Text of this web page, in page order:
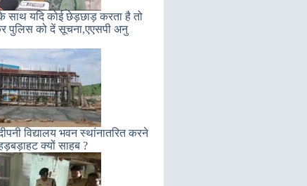
साथ यदि कोई छेड़छाड़ करता है तो
पुलिस को दें सूचना,एएसपी अनु
विद्यालय भवन स्थांनातरित करने
क्यों साहब ?